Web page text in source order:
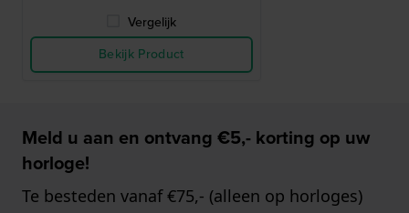
Vergelijk
Bekijk Product
Meld u aan en ontvang €5,- korting op uw
horloge!
Te besteden vanaf €75,- (alleen op horloges)